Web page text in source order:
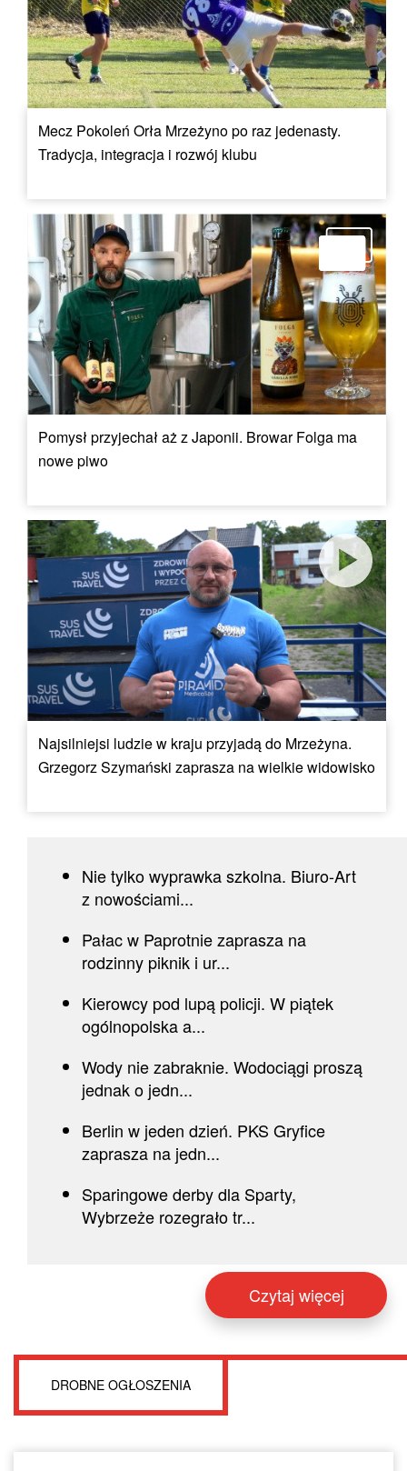
Mecz Pokoleń Orła Mrzeżyno po raz jedenasty.
Tradycja, integracja i rozwój klubu
Pomysł przyjechał aż z Japonii. Browar Folga ma
nowe piwo
Najsilniejsi ludzie w kraju przyjadą do Mrzeżyna.
Grzegorz Szymański zaprasza na wielkie widowisko
Nie tylko wyprawka szkolna. Biuro-Art
z nowościami...
Pałac w Paprotnie zaprasza na
rodzinny piknik i ur...
Kierowcy pod lupą policji. W piątek
ogólnopolska a...
Wody nie zabraknie. Wodociągi proszą
jednak o jedn...
Berlin w jeden dzień. PKS Gryfice
zaprasza na jedn...
Sparingowe derby dla Sparty,
Wybrzeże rozegrało tr...
Czytaj więcej
DROBNE OGŁOSZENIA